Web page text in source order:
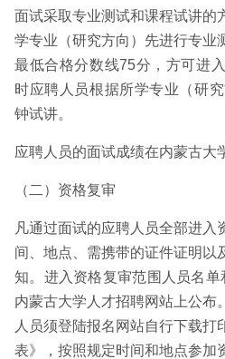
面试采取专业测试和课程试讲的
学专业（研究方向）先进行专业
最低合格分数线75分，方可进
时应聘人员根据所学专业（研
钟试讲。
应聘人员的面试成绩在内蒙古大
（二）资格复审
凡通过面试的应聘人员全部进入
间、地点、需携带的证件证明以
知。进入资格复审范围人员名
内蒙古大学人才招聘网站上公布
人员须登陆报名网站自行下载打
表》，按照规定时间和地点参加